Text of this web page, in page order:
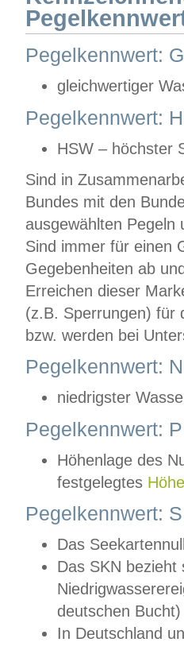
Pegelkennwert:
gleichwertiger
Pegelkennwert:
HSW – höchster
Sind in
Bundes mit den
ausgewählten
Sind immer für einen
Gegebenheiten ab
Erreichen dieser
(z.B. Sperrungen) für
bzw. werden bei
Pegelkennwert:
niedrigster
Pegelkennwert:
Höhenlage des
festgelegtes
Pegelkennwert:
Das
Das SKN
deutschen
In Deutschland